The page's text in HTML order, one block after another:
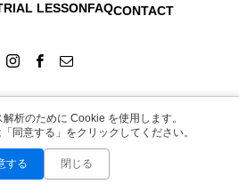
LESSONFAQCONTACT
© 2026
相談 Instagram
析のために Cookie を使用します。
同意する」をクリックしてください。
する 閉じる